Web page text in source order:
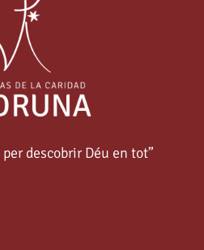
descobrir Déu en tot”